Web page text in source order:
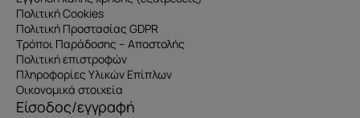
Πολιτική Cookies
Πολιτική Προστασίας GDPR
Τρόποι Παράδοσης – Αποστολής
Πολιτική επιστροφών
Πληροφορίες Υλικών Επίπλων
Οικονομικά στοιχεία
Είσοδος/εγγραφή